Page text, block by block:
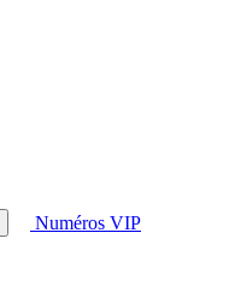
Numéros VIP